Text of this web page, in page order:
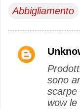
Abbigliamento
C
sono
scarpe
wow le